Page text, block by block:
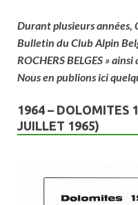
Durant plusieurs années,
Bulletin du Club Alpin
ROCHERS BELGES »
Nous en publions ici
1964 – DOLOMITES
JUILLET 1965)